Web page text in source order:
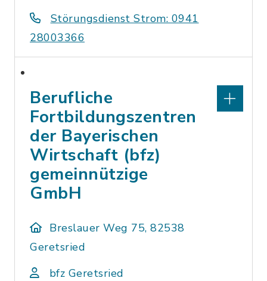
Störungsdienst Strom: 0941
28003366
Berufliche
Fortbildungszentren
der Bayerischen
Wirtschaft (bfz)
gemeinnützige
GmbH
Breslauer Weg 75, 82538
Geretsried
bfz Geretsried